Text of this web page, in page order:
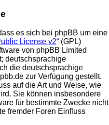
es sich bei phpBB um eine
License v2“ (GPL)
von phpBB Limited
deutschsprachige
die deutschsprachige
zur Verfügung gestellt.
auf die Art und Weise, wie
Sie können insbesondere
für bestimmte Zwecke nicht
fremder Foren Einfluss